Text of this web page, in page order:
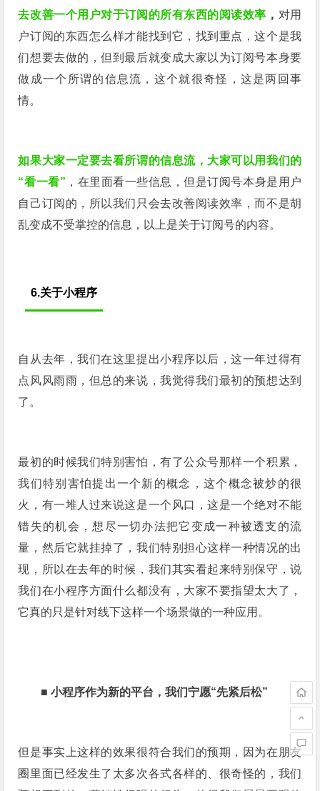
去改善一个用户对于订阅的所有东西的阅读效率 ， 对用
户订阅的东西怎么样才能找到它，找到重点，这个是我
们想要去做的，但到最后就变成大家以为订阅号本身要
做成一个所谓的信息流，这个就很奇怪，这是两回事
情。
如果大家一定要去看所谓的信息流，大家可以用我们的
“看一看” ，在里面看一些信息，但是订阅号本身是用户
自己订阅的，所以我们只会去改善阅读效率，而不是胡
乱变成不受掌控的信息，以上是关于订阅号的内容。
6.关于小程序
自从去年，我们在这里提出小程序以后，这一年过得有
点风风雨雨，但总的来说，我觉得我们最初的预想达到
了。
最初的时候我们特别害怕，有了公众号那样一个积累，
我们特别害怕提出一个新的概念，这个概念被炒的很
火，有一堆人过来说这是一个风口，这是一个绝对不能
错失的机会，想尽一切办法把它变成一种被透支的流
量，然后它就挂掉了，我们特别担心这样一种情况的出
现，所以在去年的时候，我们其实看起来特别保守，说
我们在小程序方面什么都没有，大家不要指望太大了，
它真的只是针对线下这样一个场景做的一种应用。
■小程序作为新的平台，我们宁愿“先紧后松”
但是事实上这样的效果很符合我们的预期，因为在朋友
圈里面已经发生了太多次各式各样的、很奇怪的，我们